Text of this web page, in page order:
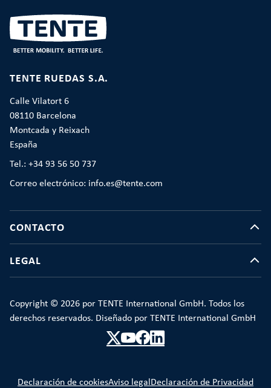
TENTE RUEDAS S.A.
Calle Vilatort 6
08110 Barcelona
Montcada y Reixach
España
Tel.: +34 93 56 50 737
Correo electrónico: info.es@tente.com
CONTACTO
LEGAL
Copyright © 2026 por TENTE International GmbH. Todos los
derechos reservados. Diseñado por TENTE International GmbH
Declaración de cookiesAviso legalDeclaración de Privacidad